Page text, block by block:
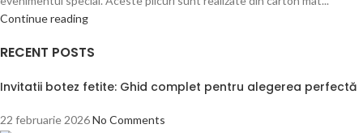
Continue reading
RECENT POSTS
Invitatii botez fetite: Ghid complet pentru alegerea perfectă
22 februarie 2026No Comments